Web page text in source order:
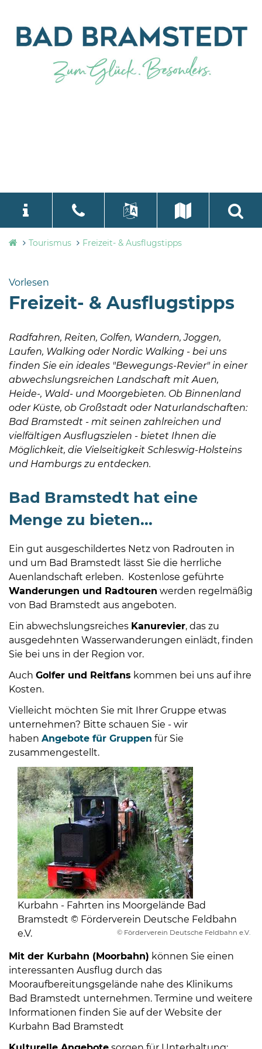
Tourismusbüro
Bramstedt
Bleeck 15-
Bramstedt
http://www.bad-
bramstedt.de
language
Tourismus Freizeit- & Ausflugstipps
Vorlesen
Freizeit- & Ausflugstipps
Radfahren, Reiten, Golfen, Wandern, Joggen,
Laufen, Walking oder Nordic Walking - bei uns
finden Sie ein ideales "Bewegungs-Revier" in einer
abwechslungsreichen Landschaft mit Auen,
Heide-, Wald- und Moorgebieten. Ob Binnenland
oder Küste, ob Großstadt oder Naturlandschaften:
Bad Bramstedt - mit seinen zahlreichen und
vielfältigen Ausflugszielen - bietet Ihnen die
Möglichkeit, die Vielseitigkeit Schleswig-Holsteins
und Hamburgs zu entdecken.
Bad Bramstedt hat eine
Menge zu bieten...
Ein gut ausgeschildertes Netz von Radrouten in
und um Bad Bramstedt lässt Sie die herrliche
Auenlandschaft erleben. Kostenlose geführte
Wanderungen und Radtouren werden regelmäßig
von Bad Bramstedt aus angeboten.
Ein abwechslungsreiches Kanurevier, das zu
ausgedehnten Wasserwanderungen einlädt, finden
Sie bei uns in der Region vor.
Auch Golfer und Reitfans kommen bei uns auf ihre
Kosten.
Vielleicht möchten Sie mit Ihrer Gruppe etwas
unternehmen? Bitte schauen Sie - wir
haben Angebote für Gruppen für Sie
zusammengestellt.
© Förderverein Deutsche Feldbahn e.V.
Kurbahn - Fahrten ins Moorgelände Bad
Bramstedt © Förderverein Deutsche Feldbahn
e.V.
Mit der Kurbahn (Moorbahn) können Sie einen
interessanten Ausflug durch das
Mooraufbereitungsgelände nahe des Klinikums
Bad Bramstedt unternehmen. Termine und weitere
Informationen finden Sie auf der Website der
Kurbahn Bad Bramstedt